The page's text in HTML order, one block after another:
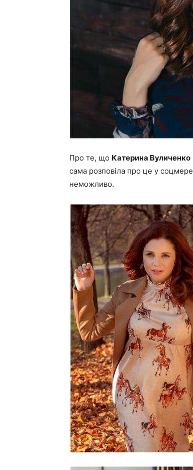
Про те, що Катерина Вуличенко
сама розповіла про це у
неможливо.